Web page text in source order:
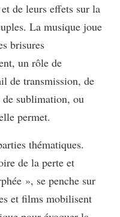
de leurs effets sur la
La musique joue
brisures
un rôle de
de transmission, de
sublimation, ou
permet.
thématiques.
de la perte et
», se penche sur
et films mobilisent